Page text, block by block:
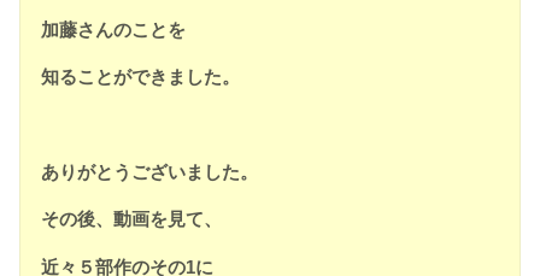
加藤さんのことを
知ることができました。
ありがとうございました。
その後、動画を見て、
近々５部作のその1に